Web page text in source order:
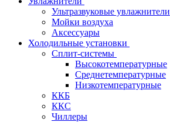
Ультразвуковые увлажнители
Мойки воздуха
Аксессуары
Холодильные установки
Сплит-системы
Высокотемпературные
Среднетемпературные
Низкотемпературные
ККБ
ККС
Чиллеры